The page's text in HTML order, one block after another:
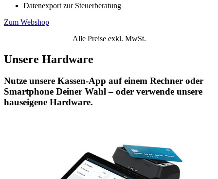
Datenexport zur Steuerberatung
Zum Webshop
Alle Preise exkl. MwSt.
Unsere Hardware
Nutze unsere Kassen-App auf einem Rechner oder
Smartphone Deiner Wahl – oder verwende unsere
hauseigene Hardware.